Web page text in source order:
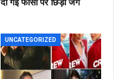
दी गई फांसी पर छिड़ी जंग
UNCATEGORIZED